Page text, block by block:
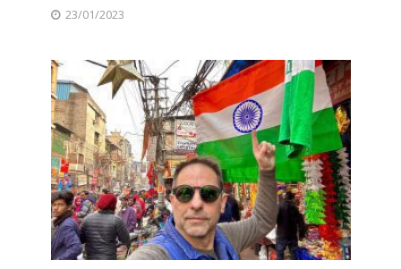
23/01/2023